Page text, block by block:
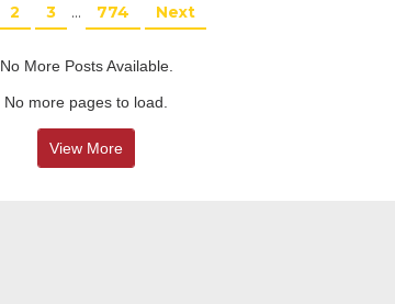
2 3 … 774 Next
No More Posts Available.
No more pages to load.
View More